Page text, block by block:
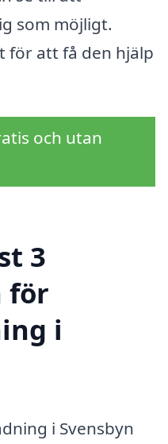
som möjligt.
för att få den hjälp
och utan
3
för
i
i Svensbyn